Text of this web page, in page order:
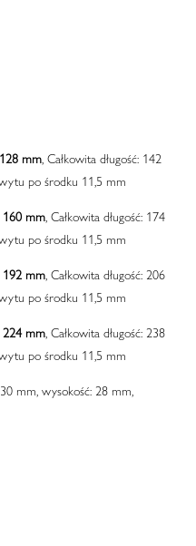
mm, Całkowita długość: 142
po środku 11,5 mm
160 mm, Całkowita długość: 174
po środku 11,5 mm
192 mm, Całkowita długość: 206
po środku 11,5 mm
224 mm, Całkowita długość: 238
po środku 11,5 mm
mm, wysokość: 28 mm,